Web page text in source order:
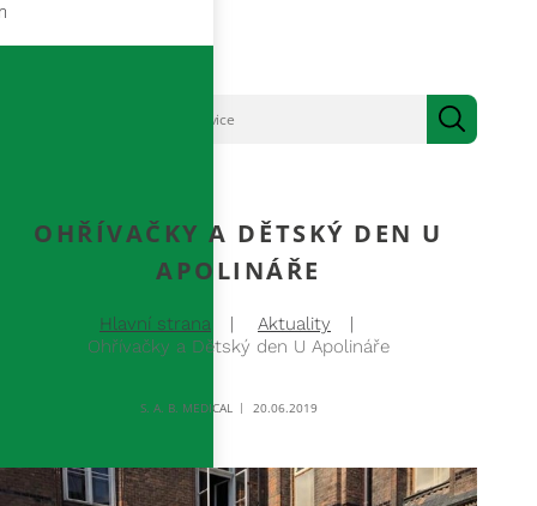
OHŘÍVAČKY A DĚTSKÝ DEN U
APOLINÁŘE
Hlavní strana
Aktuality
Ohřívačky a Dětský den U Apolináře
S. A. B. MEDICAL 20.06.2019